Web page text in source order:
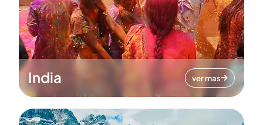
India ver mas